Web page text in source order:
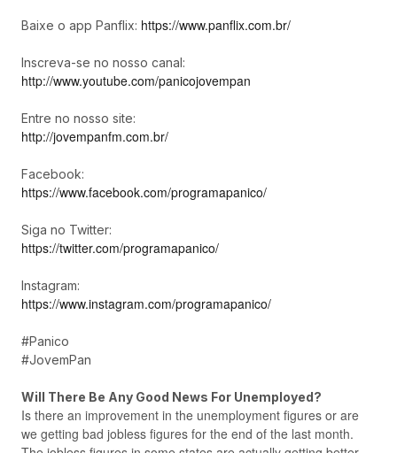
Baixe o app Panflix: https://www.panflix.com.br/
Inscreva-se no nosso canal:
http://www.youtube.com/panicojovempan
Entre no nosso site:
http://jovempanfm.com.br/
Facebook:
https://www.facebook.com/programapanico/
Siga no Twitter:
https://twitter.com/programapanico/
Instagram:
https://www.instagram.com/programapanico/
#Panico
#JovemPan
Will There Be Any Good News For Unemployed?
Is there an improvement in the unemployment figures or are
we getting bad jobless figures for the end of the last month.